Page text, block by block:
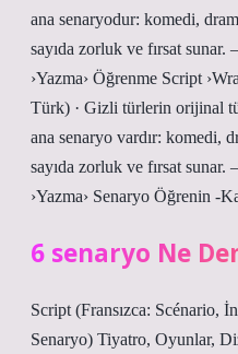
ana senaryodur: komedi,
sayıda zorluk ve fırsat
›Yazma› Öğrenme Script
Türk) · Gizli türlerin orijinal
ana senaryo vardır: komedi,
sayıda zorluk ve fırsat
›Yazma› Senaryo Öğrenin -
6 senaryo Ne
Script (Fransızca: Scénario,
Senaryo) Tiyatro, Oyunlar,